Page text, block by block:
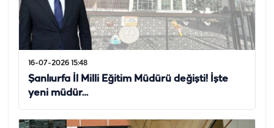
16-07-2026 15:48
Şanlıurfa İl Milli Eğitim Müdürü değişti! İşte
yeni müdür…